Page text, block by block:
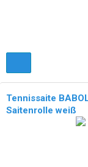
Tennissaite
Saitenrolle weiß